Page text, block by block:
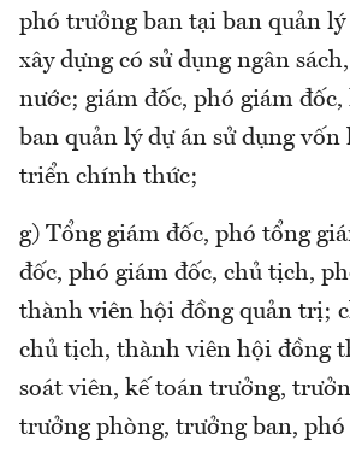
phó trưởng ban tại ban quản lý
xây dựng có sử dụng ngân
nước; giám đốc, phó giám
ban quản lý dự án sử dụng
triển chính thức;
g) Tổng giám đốc, phó tổng
đốc, phó giám đốc, chủ tịch,
thành viên hội đồng quản trị;
chủ tịch, thành viên hội đồng
soát viên, kế toán trưởng,
trưởng phòng, trưởng ban, phó